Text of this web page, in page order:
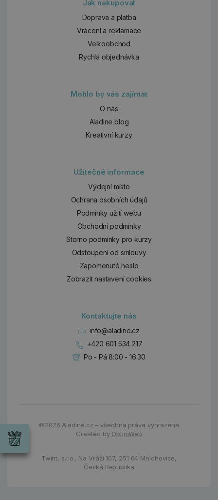
Jak nakupovat
Doprava a platba
Vrácení a reklamace
Velkoobchod
Rychlá objednávka
Mohlo by vás zajímat
O nás
Aladine blog
Kreativní kurzy
Užitečné informace
Výdejní místo
Ochrana osobních údajů
Podmínky užití webu
Obchodní podmínky
Storno podmínky pro kurzy
Odstoupení od smlouvy
Zapomenuté heslo
Zobrazit nastavení cookies
Kontaktujte nás
info@aladine.cz
+420 601 534 217
Po - Pá 8:00 - 16:30
©2026Aladine.cz – všechna práva vyhrazena
Created by OptimWeb
Twint, s.r.o., Na Vráži 107, 251 64 Mnichovice,
Česká Republika
Wrendale
příležitost
Chci si vybrat